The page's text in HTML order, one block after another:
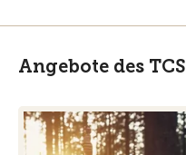
Angebote des TCS